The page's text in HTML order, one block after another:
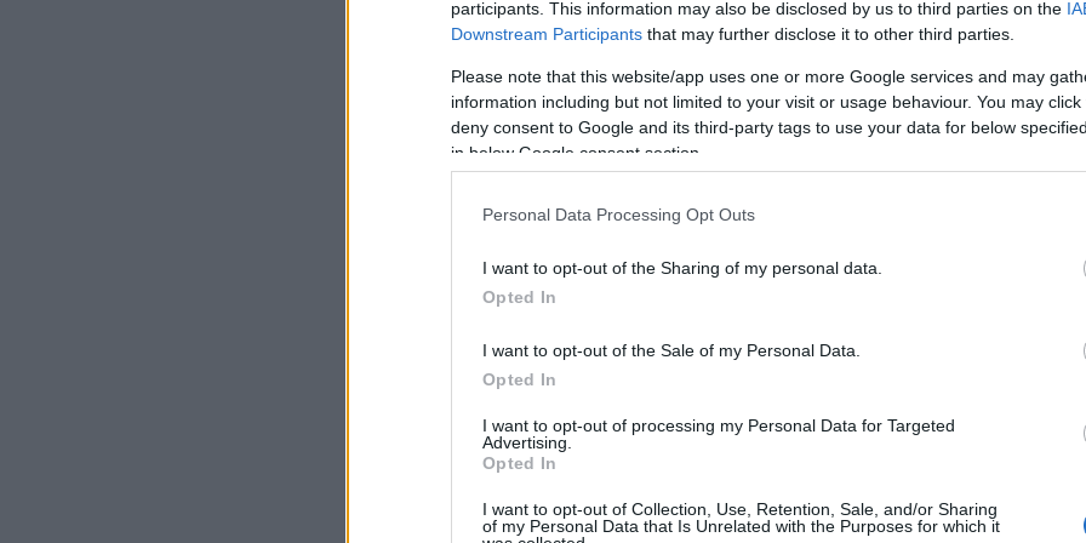
participants. This information may also be disclosed by us to third parties on the
Downstream Participants that may further disclose it to other third parties.
Please note that this website/app uses one or more Google services and may
information including but not limited to your visit or usage behaviour. You may
deny consent to Google and its third-party tags to use your data for below
in below Google consent section.
Personal Data Processing Opt Outs
I want to opt-out of the Sharing of my personal data.
Opted In
I want to opt-out of the Sale of my Personal Data.
Opted In
I want to opt-out of processing my Personal Data for Targeted
Advertising.
Opted In
I want to opt-out of Collection, Use, Retention, Sale, and/or Sharing
of my Personal Data that Is Unrelated with the Purposes for which it